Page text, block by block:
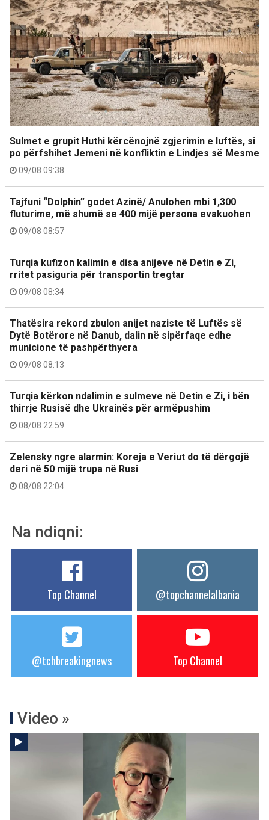
Sulmet e grupit Huthi kërcënojnë zgjerimin e luftës, si
po përfshihet Jemeni në konfliktin e Lindjes së Mesme
09/08 09:38
Tajfuni “Dolphin” godet Azinë/ Anulohen mbi 1,300
fluturime, më shumë se 400 mijë persona evakuohen
09/08 08:57
Turqia kufizon kalimin e disa anijeve në Detin e Zi,
rritet pasiguria për transportin tregtar
09/08 08:34
Thatësira rekord zbulon anijet naziste të Luftës së
Dytë Botërore në Danub, dalin në sipërfaqe edhe
municione të pashpërthyera
09/08 08:13
Turqia kërkon ndalimin e sulmeve në Detin e Zi, i bën
thirrje Rusisë dhe Ukrainës për armëpushim
08/08 22:59
Zelensky ngre alarmin: Koreja e Veriut do të dërgojë
deri në 50 mijë trupa në Rusi
08/08 22:04
Na ndiqni:
Top Channel @topchannelalbania
@tchbreakingnews Top Channel
Video »